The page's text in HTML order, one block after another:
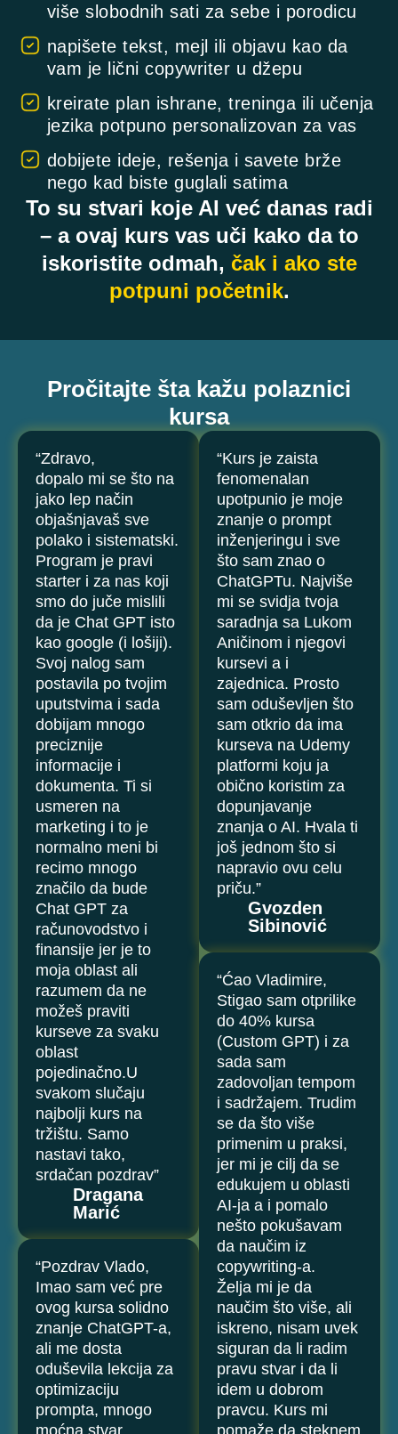
više slobodnih sati za sebe i porodicu
napišete tekst, mejl ili objavu kao da
vam je lični copywriter u džepu
kreirate plan ishrane, treninga ili učenja
jezika potpuno personalizovan za vas
dobijete ideje, rešenja i savete brže
nego kad biste guglali satima
To su stvari koje AI već danas radi
– a ovaj kurs vas uči kako da to
iskoristite odmah, čak i ako ste
potpuni početnik.
Pročitajte šta kažu polaznici
kursa
“Zdravo,
dopalo mi se što na
jako lep način
objašnjavaš sve
polako i sistematski.
Program je pravi
starter i za nas koji
smo do juče mislili
da je Chat GPT isto
kao google (i lošiji).
Svoj nalog sam
postavila po tvojim
uputstvima i sada
dobijam mnogo
preciznije
informacije i
dokumenta. Ti si
usmeren na
marketing i to je
normalno meni bi
recimo mnogo
značilo da bude
Chat GPT za
računovodstvo i
finansije jer je to
moja oblast ali
razumem da ne
možeš praviti
kurseve za svaku
oblast
pojedinačno.U
svakom slučaju
najbolji kurs na
tržištu. Samo
nastavi tako,
srdačan pozdrav”
Dragana
Marić
“Pozdrav Vlado,
Imao sam već pre
ovog kursa solidno
znanje ChatGPT-a,
ali me dosta
oduševila lekcija za
optimizaciju
prompta, mnogo
moćna stvar.
“Kurs je zaista
fenomenalan
upotpunio je moje
znanje o prompt
inženjeringu i sve
što sam znao o
ChatGPTu. Najviše
mi se svidja tvoja
saradnja sa Lukom
Aničinom i njegovi
kursevi a i
zajednica. Prosto
sam oduševljen što
sam otkrio da ima
kurseva na Udemy
platformi koju ja
obično koristim za
dopunjavanje
znanja o AI. Hvala ti
još jednom što si
napravio ovu celu
priču.”
Gvozden
Sibinović
“Ćao Vladimire,
Stigao sam otprilike
do 40% kursa
(Custom GPT) i za
sada sam
zadovoljan tempom
i sadržajem. Trudim
se da što više
primenim u praksi,
jer mi je cilj da se
edukujem u oblasti
AI-ja a i pomalo
nešto pokušavam
da naučim iz
copywriting-a.
Želja mi je da
naučim što više, ali
iskreno, nisam uvek
siguran da li radim
pravu stvar i da li
idem u dobrom
pravcu. Kurs mi
pomaže da steknem